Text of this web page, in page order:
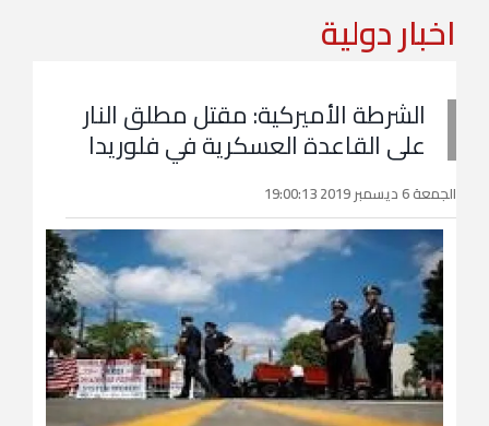
اخبار دولية
الشرطة الأميركية: مقتل مطلق النار
على القاعدة العسكرية في فلوريدا
الجمعة 6 ديسمبر 2019 19:00:13